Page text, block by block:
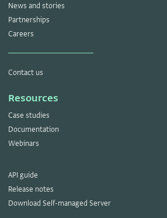
News and stories
Partnerships
Careers
Contact us
Resources
Case studies
Documentation
Webinars
API guide
Release notes
Download Self-managed Server